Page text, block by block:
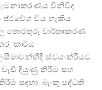
විනිවිද
විය හැකිය.
තොරතුරු වාර්තාකරණ
කාර්ය
ස්වයංක්රීයව
දියුණු කිරීම සහ
සඳහා, බැංකු පද්ධති